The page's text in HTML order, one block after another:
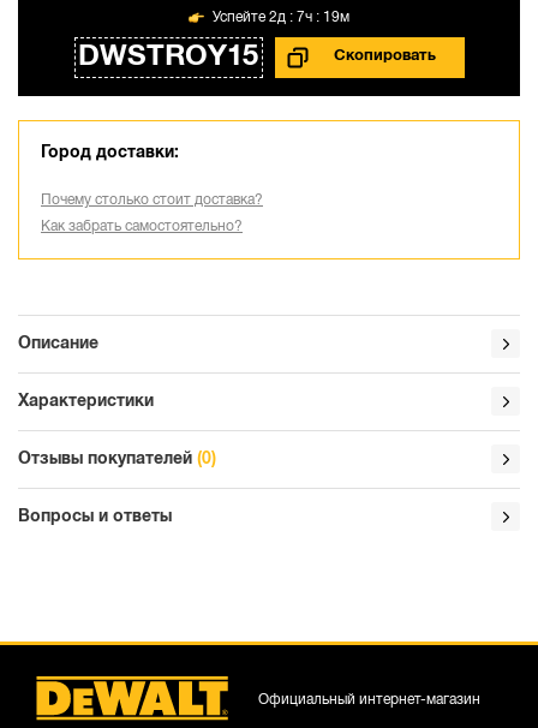
DWSTROY15
2д : 7ч : 19м
Город доставки:
Почему столько стоит доставка?
Как забрать самостоятельно?
Описание
Характеристики
Отзывы покупателей (0)
Вопросы и ответы
Официальный интернет-магазин